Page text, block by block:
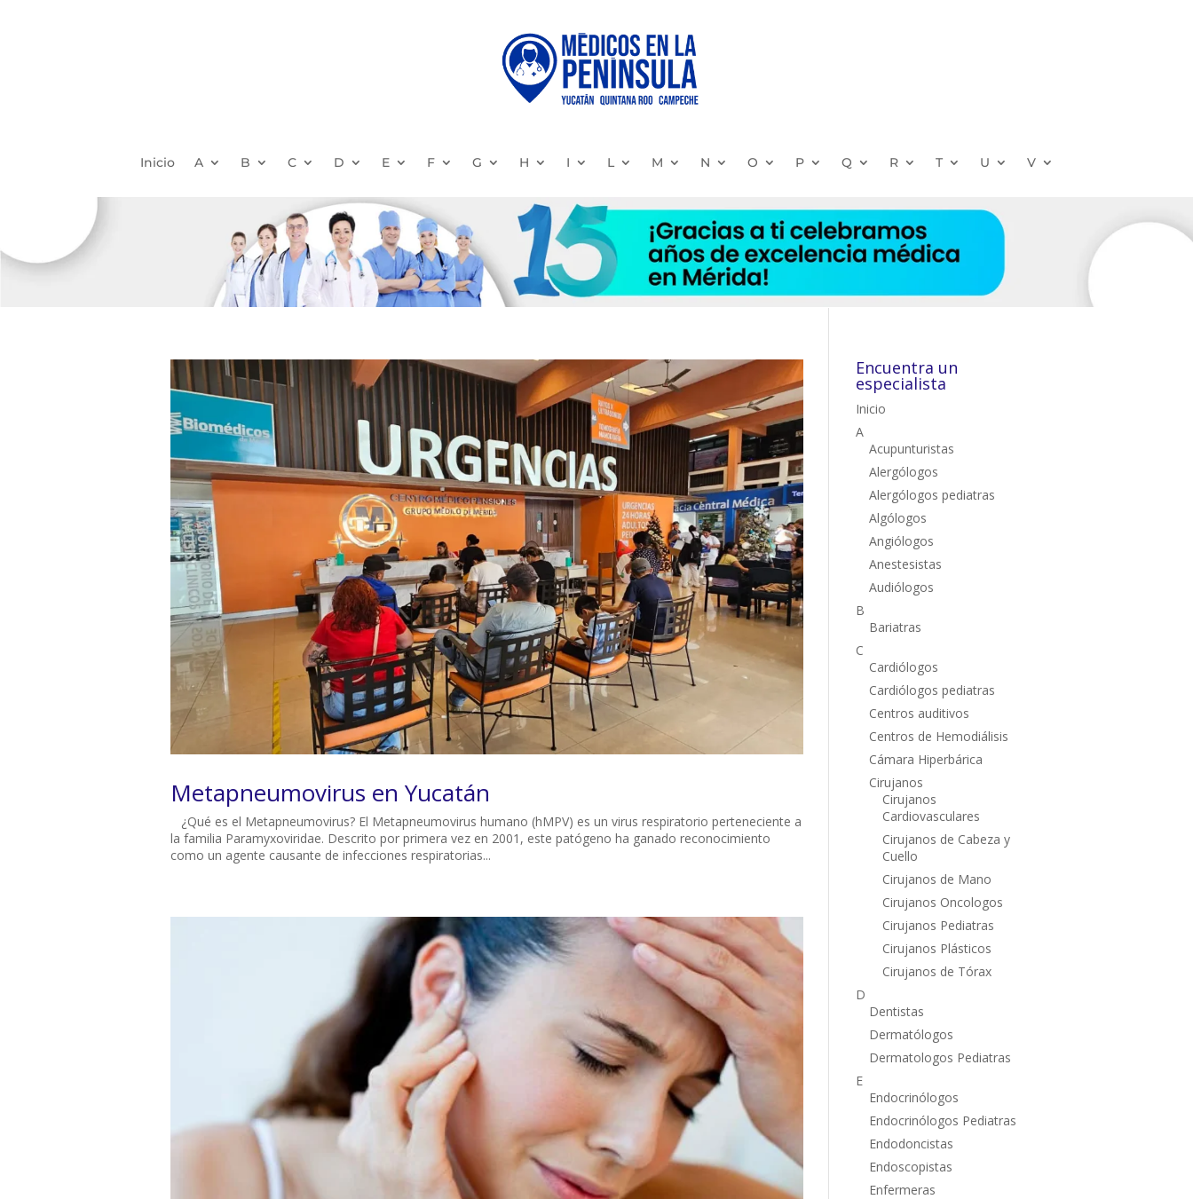
Inicio A B C D E F G H I L M N O P Q R T U V
Metapneumovirus en Yucatán
¿Qué es el Metapneumovirus? El Metapneumovirus humano (hMPV) es un virus respiratorio perteneciente a
la familia Paramyxoviridae. Descrito por primera vez en 2001, este patógeno ha ganado reconocimiento
como un agente causante de infecciones respiratorias...
Encuentra un
especialista
Inicio
A
Acupunturistas
Alergólogos
Alergólogos pediatras
Algólogos
Angiólogos
Anestesistas
Audiólogos
B
Bariatras
C
Cardiólogos
Cardiólogos pediatras
Centros auditivos
Centros de Hemodiálisis
Cámara Hiperbárica
Cirujanos
Cirujanos
Cardiovasculares
Cirujanos de Cabeza y
Cuello
Cirujanos de Mano
Cirujanos Oncologos
Cirujanos Pediatras
Cirujanos Plásticos
Cirujanos de Tórax
D
Dentistas
Dermatólogos
Dermatologos Pediatras
E
Endocrinólogos
Endocrinólogos Pediatras
Endodoncistas
Endoscopistas
Enfermeras